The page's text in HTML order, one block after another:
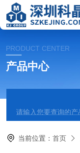
PRODUCT CENTER
产品中心
当前位置：首页